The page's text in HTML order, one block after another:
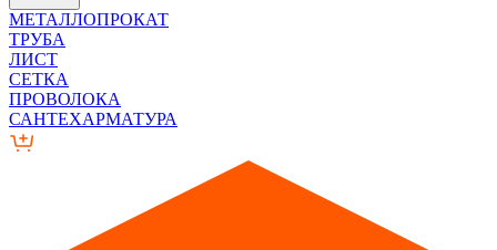
МЕТАЛЛОПРОКАТ
ТРУБА
ЛИСТ
СЕТКА
ПРОВОЛОКА
САНТЕХАРМАТУРА